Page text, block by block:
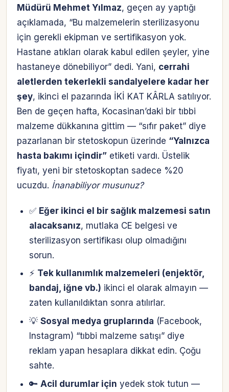
Müdürü Mehmet Yılmaz, geçen ay yaptığı
açıklamada, “Bu malzemelerin sterilizasyonu
için gerekli ekipman ve sertifikasyon yok.
Hastane atıkları olarak kabul edilen şeyler, yine
hastaneye dönebiliyor” dedi. Yani, cerrahi
aletlerden tekerlekli sandalyelere kadar her
şey, ikinci el pazarında İKİ KAT KÂRLA satılıyor.
Ben de geçen hafta, Kocasinan’daki bir tıbbi
malzeme dükkanına gittim — “sıfır paket” diye
pazarlanan bir stetoskopun üzerinde “Yalnızca
hasta bakımı içindir” etiketi vardı. Üstelik
fiyatı, yeni bir stetoskoptan sadece %20
ucuzdu. İnanabiliyor musunuz?
✅ Eğer ikinci el bir sağlık malzemesi satın
alacaksanız, mutlaka CE belgesi ve
sterilizasyon sertifikası olup olmadığını
sorun.
⚡ Tek kullanımlık malzemeleri (enjektör,
bandaj, iğne vb.) ikinci el olarak almayın —
zaten kullanıldıktan sonra atılırlar.
💡 Sosyal medya gruplarında (Facebook,
Instagram) “tıbbi malzeme satışı” diye
reklam yapan hesaplara dikkat edin. Çoğu
sahte.
🔑 Acil durumlar için yedek stok tutun —